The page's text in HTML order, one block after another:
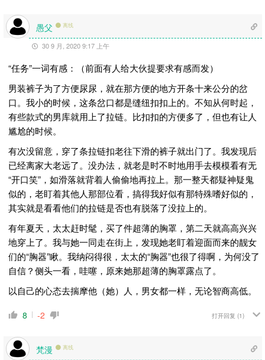
愚父 离线
30 9 月, 2020 9:17 上午
“任务”一词有感：（前面有人给大伙提要求有感而发）
男装裤子为了方便尿尿，就在那方便的地方开条十来公分的岔
口。我小的时候，这条岔口都是缝纽扣扣上的。不知从何时起，
有些款式的男库就用上了拉链。比扣扣的方便多了，但也有让人
尴尬的时候。
有次没留意，穿了条拉链扣老往下滑的裤子就出门了。我发现后
已经离家大老远了。没办法，就老是时不时地用手去模模看有无
“开口笑”，如滑落就背着人偷偷地再拉上。那一整天都疑神疑鬼
似的，老盯着其他人那部位看，搞得我好似有那特殊嗜好似的，
其实就是看看他们的拉链是否也有脱落了没拉上的。
有年夏天，太太赶时髦，买了件超薄的胸罩，第二天就高高兴兴
地穿上了。我与她一同走在街上，发现她老盯着迎面而来的靓女
们的“胸器”瞅。我纳闷得很，太太的“胸器”也很了得啊，为何没了
自信？侧头一看，哇噻，原来她那超薄的胸罩露点了。
以自己的心态去揣摩他（她）人，男女都一样，无论智商高低。
8 -2 打开回复 (1)
梵漫 离线